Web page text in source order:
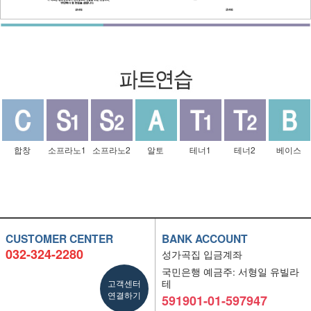
합창 소프라노1 소프라노2 알토 테너1 테너2 베이스
CUSTOMER CENTER
032-324-2280
고객센터
연결하기
BANK ACCOUNT
성가곡집 입금계좌
국민은행 예금주: 서형일 유빌라
테
591901-01-597947